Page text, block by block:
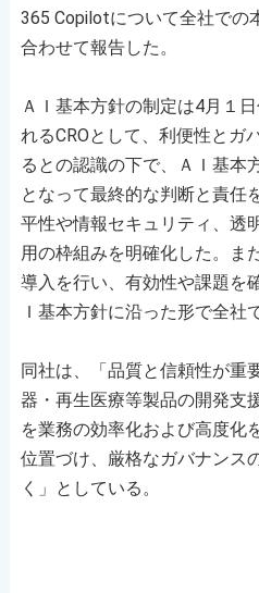
365 Copilotについて全社での
合わせて報告した。
ＡＩ基本方針の制定は4月１
れるCROとして、利便性とガ
るとの認識の下で、ＡＩ基本
となって最終的な判断と責任
平性や情報セキュリティ、透
用の枠組みを明確化した。ま
導入を行い、有効性や課題を
Ｉ基本方針に沿った形で全社
同社は、「品質と信頼性が重
器・再生医療等製品の開発支
を業務の効率化および高度化
位置づけ、厳格なガバナンス
く」としている。